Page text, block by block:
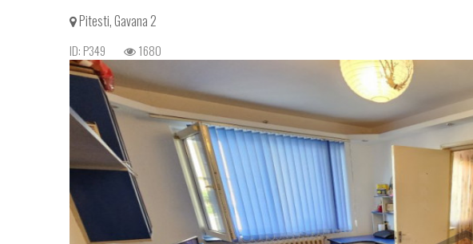
Pitesti, Gavana 2
ID: P349 1680